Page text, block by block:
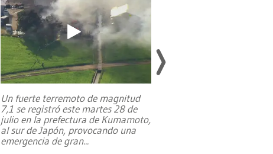
Un fuerte terremoto de magnitud
7,1 se registró este martes 28 de
julio en la prefectura de Kumamoto,
al sur de Japón, provocando una
emergencia de gran...